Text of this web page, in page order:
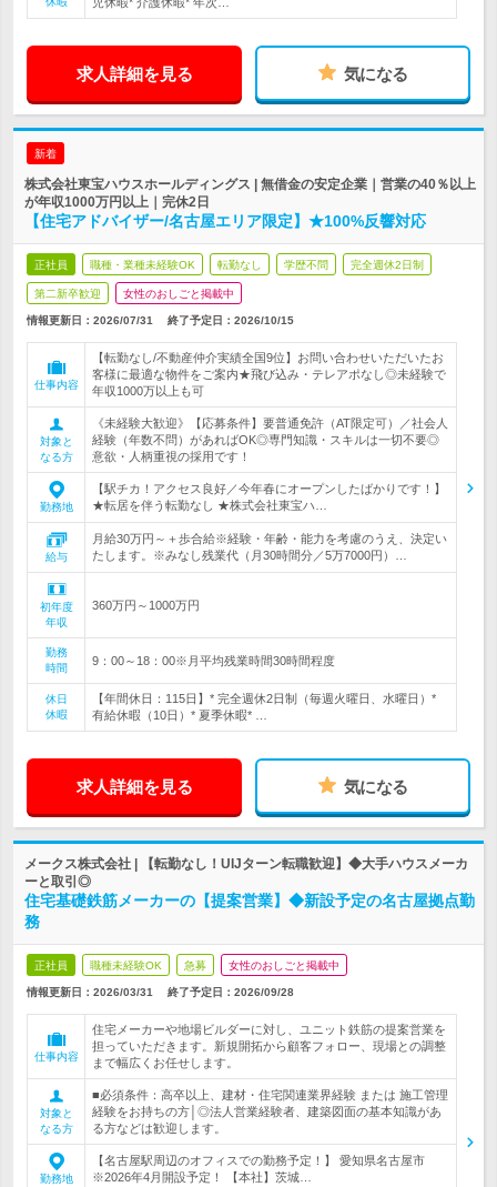
求人詳細を見る 気になる
新着
株式会社東宝ハウスホールディングス | 無借金の安定企業｜営業の40％以上
が年収1000万円以上｜完休2日
【住宅アドバイザー/名古屋エリア限定】★100%反響対応
正社員 職種・業種未経験OK 転勤なし 学歴不問 完全週休2日制
第二新卒歓迎 女性のおしごと掲載中
情報更新日：2026/07/31 終了予定日： 2026/10/15
仕事内容
【転勤なし/不動産仲介実績全国9位】お問い合わせいただいたお
客様に最適な物件をご案内★飛び込み・テレアポなし◎未経験で
年収1000万以上も可
対象と
なる方
《未経験大歓迎》【応募条件】要普通免許（AT限定可）／社会人
経験（年数不問）があればOK◎専門知識・スキルは一切不要◎
意欲・人柄重視の採用です！
勤務地
【駅チカ！アクセス良好／今年春にオープンしたばかりです！】
★転居を伴う転勤なし ★株式会社東宝ハ…
給与
月給30万円～＋歩合給※経験・年齢・能力を考慮のうえ、決定い
たします。※みなし残業代（月30時間分／5万7000円）…
初年度
年収
360万円～1000万円
勤務
時間
9：00～18：00※月平均残業時間30時間程度
休日
休暇
【年間休日：115日】* 完全週休2日制（毎週火曜日、水曜日）*
有給休暇（10日）* 夏季休暇* …
求人詳細を見る 気になる
メークス株式会社 | 【転勤なし！UIJターン転職歓迎】◆大手ハウスメーカ
ーと取引◎
住宅基礎鉄筋メーカーの【提案営業】◆新設予定の名古屋拠点勤
務
正社員 職種未経験OK 急募 女性のおしごと掲載中
情報更新日：2026/03/31 終了予定日： 2026/09/28
仕事内容
住宅メーカーや地場ビルダーに対し、ユニット鉄筋の提案営業を
担っていただきます。新規開拓から顧客フォロー、現場との調整
まで幅広くお任せします。
対象と
なる方
■必須条件：高卒以上、建材・住宅関連業界経験 または 施工管理
経験をお持ちの方│◎法人営業経験者、建築図面の基本知識があ
る方などは歓迎します。
勤務地
【名古屋駅周辺のオフィスでの勤務予定！】 愛知県名古屋市
※2026年4月開設予定！ 【本社】茨城…